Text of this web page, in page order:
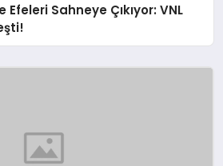
Efeleri Sahneye Çıkıyor: VNL